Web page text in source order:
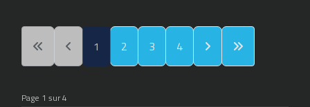
1 2 3 4
Page 1 sur 4